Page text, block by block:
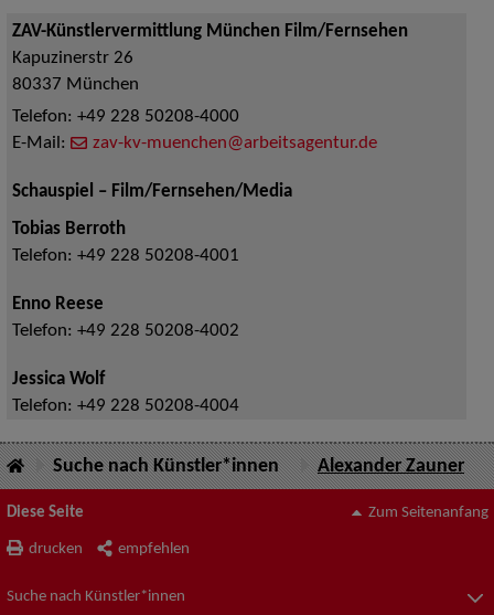
ZAV-Künstlervermittlung München Film/Fernsehen
Kapuzinerstr 26
80337 München
Telefon: +49 228 50208-4000
E-Mail:
zav-kv-muenchen@arbeitsagentur.de
Schauspiel – Film/Fernsehen/Media
Tobias Berroth
Telefon: +49 228 50208-4001
Enno Reese
Telefon: +49 228 50208-4002
Jessica Wolf
Telefon: +49 228 50208-4004
Suche nach Künstler*innen Alexander Zauner
Diese Seite
drucken empfehlen
Zum Seitenanfang
Suche nach Künstler*innen